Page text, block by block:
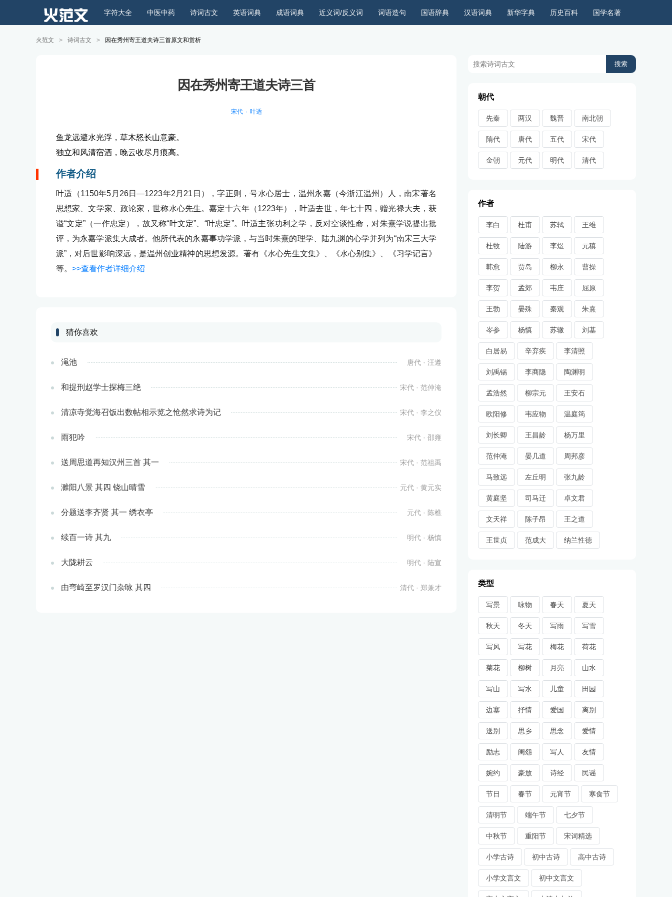
国学名著
历史百科
新华字典
汉语词典
国语辞典
词语造句
近义词/反义词
成语词典
英语词典
诗词古文
中医中药
字符大全
火范文 > 诗词古文 > 因在秀州寄王道夫诗三首原文和赏析
因在秀州寄王道夫诗三首
宋代 叶适
鱼龙远避水光浮，草木怒长山意豪。
独立和风清宿酒，晚云收尽月痕高。
作者介绍
叶适（1150年5月26日—1223年2月21日），字正则，号水心居士，温州永嘉（今浙江温州）人，南宋著名
思想家、文学家、政论家，世称水心先生。嘉定十六年（1223年），叶适去世，年七十四，赠光禄大夫，获
谥“文定”（一作忠定），故又称“叶文定”、“叶忠定”。叶适主张功利之学，反对空谈性命，对朱熹学说提出批
评，为永嘉学派集大成者。他所代表的永嘉事功学派，与当时朱熹的理学、陆九渊的心学并列为“南宋三大学
派”，对后世影响深远，是温州创业精神的思想发源。著有《水心先生文集》、《水心别集》、《习学记言》
等。 >>查看作者详细介绍
猜你喜欢
渑池 唐代 · 汪遵
和提刑赵学士探梅三绝 宋代 · 范仲淹
清凉寺觉海召饭出数帖相示览之怆然求诗为记 宋代 · 李之仪
雨犯吟 宋代 · 邵雍
送周思道再知汉州三首 其一 宋代 · 范祖禹
濉阳八景 其四 铙山晴雪 元代 · 黄元实
分题送李齐贤 其一 绣衣亭 元代 · 陈樵
续百一诗 其九 明代 · 杨慎
大陇耕云 明代 · 陆宣
由弯崎至罗汉门杂咏 其四 清代 · 郑兼才
朝代
先秦 两汉 魏晋 南北朝
隋代 唐代 五代 宋代
金朝 元代 明代 清代
作者
李白 杜甫 苏轼 王维
杜牧 陆游 李煜 元稹
韩愈 贾岛 柳永 曹操
李贺 孟郊 韦庄 屈原
王勃 晏殊 秦观 朱熹
岑参 杨慎 苏辙 刘基
白居易 辛弃疾 李清照
刘禹锡 李商隐 陶渊明
孟浩然 柳宗元 王安石
欧阳修 韦应物 温庭筠
刘长卿 王昌龄 杨万里
范仲淹 晏几道 周邦彦
马致远 左丘明 张九龄
黄庭坚 司马迁 卓文君
文天祥 陈子昂 王之道
王世贞 范成大 纳兰性德
类型
写景 咏物 春天 夏天
秋天 冬天 写雨 写雪
写风 写花 梅花 荷花
菊花 柳树 月亮 山水
写山 写水 儿童 田园
边塞 抒情 爱国 离别
送别 思乡 思念 爱情
励志 闺怨 写人 友情
婉约 豪放 诗经 民谣
节日 春节 元宵节 寒食节
清明节 端午节 七夕节
中秋节 重阳节 宋词精选
小学古诗 初中古诗 高中古诗
小学文言文 初中文言文